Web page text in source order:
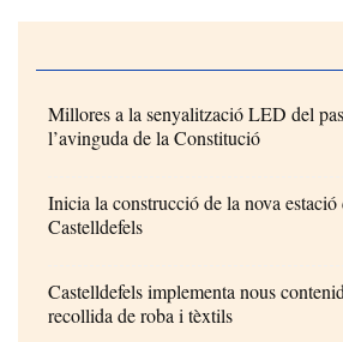
Millores a la senyalització LED del
l’avinguda de la Constitució
Inicia la construcció de la nova estació
Castelldefels
Castelldefels implementa nous
recollida de roba i tèxtils